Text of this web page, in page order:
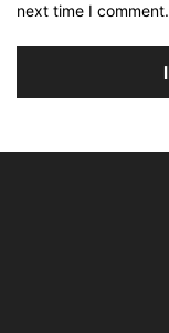
next time I comment.